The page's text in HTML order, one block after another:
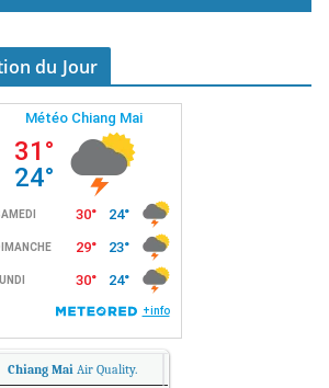
du Jour
Chiang Mai Air Quality.